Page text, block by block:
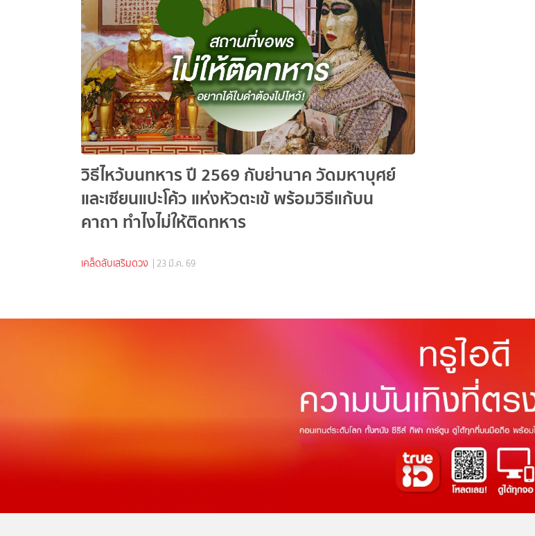
วิธีไหว้บนทหาร ปี 2569 กับย่านาค วัดมหาบุศย์
และเซียนแปะโค้ว แห่งหัวตะเข้ พร้อมวิธีแก้บน
คาถา ทำไงไม่ให้ติดทหาร
เคล็ดลับเสริมดวง | 23 มี.ค. 69